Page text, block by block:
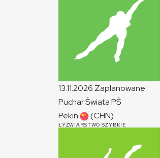
13.11.2026 Zaplanowane
Puchar ŚwiataPŚ
Pekin
(CHN)
ŁYŻWIARSTWO SZYBKIE